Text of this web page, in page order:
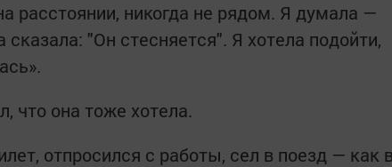
расстоянии, никогда не рядом. Я думала —
"Он стесняется". Я хотела подойти,
что она тоже хотела.
отпросился с работы, сел в поезд — как